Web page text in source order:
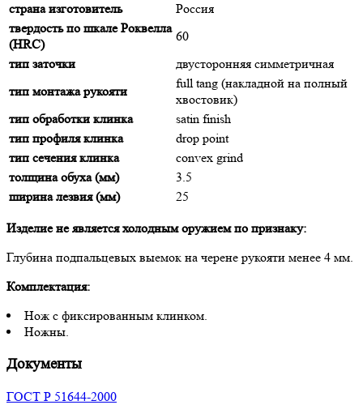
страна изготовитель
Россия
твердость по шкале Роквелла
(HRC)
60
тип заточки
двусторонняя симметричная
тип монтажа рукояти
full tang (накладной на полный
хвостовик)
тип обработки клинка
satin finish
тип профиля клинка
drop point
тип сечения клинка
convex grind
толщина обуха (мм)
3.5
ширина лезвия (мм)
25
Изделие не является холодным оружием по признаку:
Глубина подпальцевых выемок на черене рукояти менее 4 мм.
Комплектация:
Нож с фиксированным клинком.
Ножны.
Документы
ГОСТ Р 51644-2000